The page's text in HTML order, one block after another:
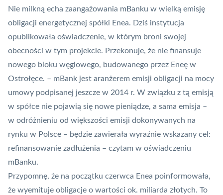
Nie milkną echa zaangażowania mBanku w wielką emisję
obligacji energetycznej spółki Enea. Dziś instytucja
opublikowała oświadczenie, w którym broni swojej
obecności w tym projekcie. Przekonuje, że nie finansuje
nowego bloku węglowego, budowanego przez Eneę w
Ostrołęce. – mBank jest aranżerem emisji obligacji na mocy
umowy podpisanej jeszcze w 2014 r. W związku z tą emisją
w spółce nie pojawią się nowe pieniądze, a sama emisja –
w odróżnieniu od większości emisji dokonywanych na
rynku w Polsce – będzie zawierała wyraźnie wskazany cel:
refinansowanie zadłużenia – czytam w oświadczeniu
mBanku.
Przypomnę, że na początku czerwca Enea poinformowała,
że wyemituje obligacje o wartości ok. miliarda złotych. To